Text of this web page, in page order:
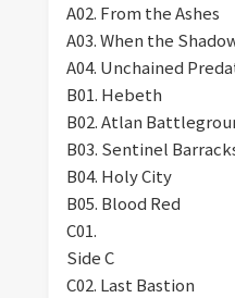
A02. From the Ashes
A03. When the
A04. Unchained
B01. Hebeth
B02. Atlan
B03. Sentinel
B04. Holy City
B05. Blood Red
C01.
Side C
C02. Last Bastion